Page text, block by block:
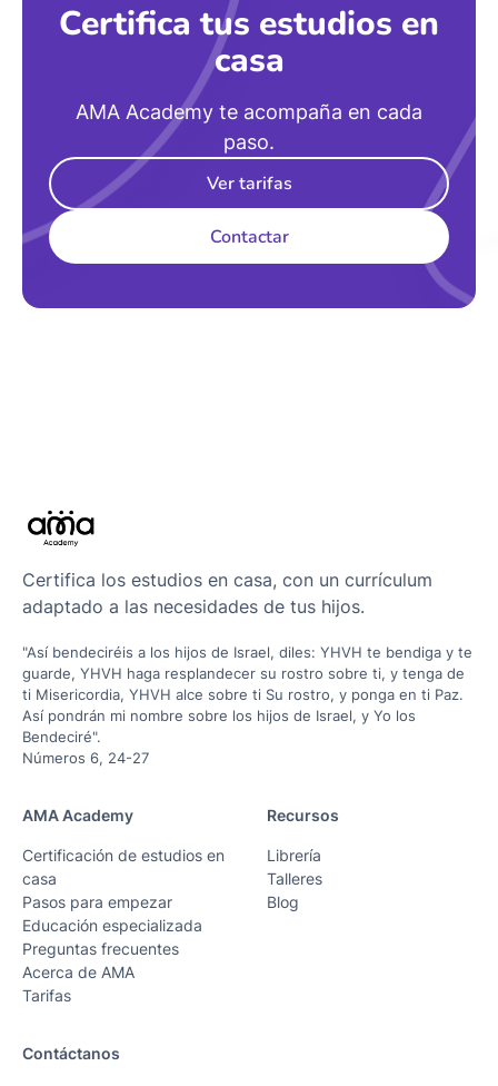
Certifica tus estudios en
casa
AMA Academy te acompaña en cada
paso.
Ver tarifas
Contactar
Certifica los estudios en casa, con un currículum
adaptado a las necesidades de tus hijos.
"Así bendeciréis a los hijos de Israel, diles: YHVH te bendiga y te
guarde, YHVH haga resplandecer su rostro sobre ti, y tenga de
ti Misericordia, YHVH alce sobre ti Su rostro, y ponga en ti Paz.
Así pondrán mi nombre sobre los hijos de Israel, y Yo los
Bendeciré".
Números 6, 24-27
AMA Academy
Certificación de estudios en
casa
Pasos para empezar
Educación especializada
Preguntas frecuentes
Acerca de AMA
Tarifas
Recursos
Librería
Talleres
Blog
Contáctanos